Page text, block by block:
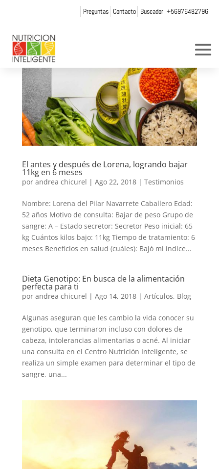
Preguntas Contacto Buscador +56976482796
El antes y después de Lorena, logrando bajar
11kg en 6 meses
por andrea chicurel | Ago 22, 2018| Testimonios
Nombre: Lorena del Pilar Navarrete Caballero Edad:
52 años Motivo de consulta: Bajar de peso Grupo de
sangre: A – Estado secretor: Secretor Peso inicial: 65
kg Cuántos kilos bajo: 11kg Tiempo de tratamiento: 6
meses Beneficios en salud (cuáles): Bajó mi índice...
Dieta Genotipo: En busca de la alimentación
perfecta para ti
por andrea chicurel | Ago 14, 2018| Artículos, Blog
Algunas aseguran que les cambio la vida conocer su
genotipo, que terminaron incluso con dolores de
cabeza, intolerancias alimentarias o acné. Al iniciar
una consulta en el Centro Nutrición Inteligente, se
realiza un simple examen para determinar el tipo de
sangre, una...